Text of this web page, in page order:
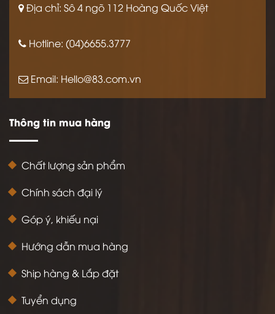
Địa chỉ: Sô 4 ngõ 112 Hoàng Quốc Việt
Hotline: (04)6655.3777
Email: Hello@83.com.vn
Thông tin mua hàng
Chất lượng sản phẩm
Chính sách đại lý
Góp ý, khiếu nại
Hướng dẫn mua hàng
Ship hàng & Lắp đặt
Tuyển dụng